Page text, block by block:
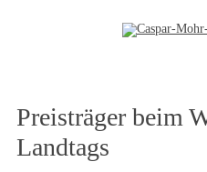
Preisträger beim
Landtags